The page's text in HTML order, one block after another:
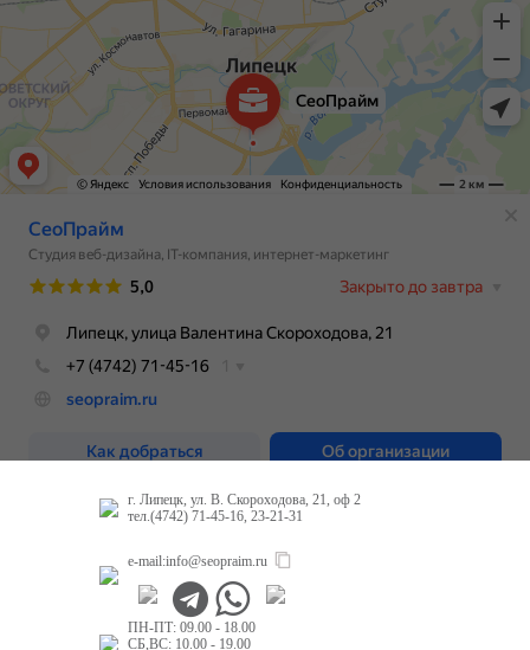
г. Липецк, ул. В. Скороходова, 21, оф 2
тел.(4742) 71-45-16, 23-21-31
e-mail:info@seopraim.ru
ПН-ПТ: 09.00 - 18.00
СБ,ВС: 10.00 - 19.00